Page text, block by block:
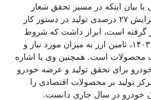
بیان اینکه در مسیر تحقق شعار
امسال، برنامه افزایش ۲۷ درصدی تولید در دستور کار
گرفته است، ابراز داشت که شروط
تحقق تولید سال ۱۴۰۳، تامین ارز به میزان مورد نیاز و
محصولات است. همچنین وی با اشاره
خودرو برای تحقق تولید و عرضه خودرو
۱۴۰۳، تمرکز تولید بر محصولات اقتصادی را
خودرو در سال جاری دانست.